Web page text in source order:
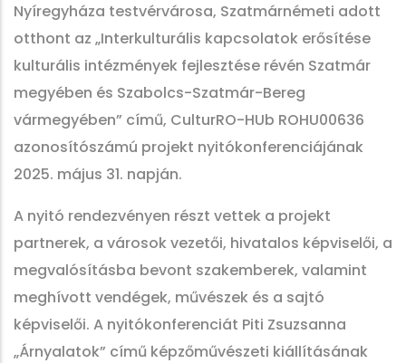
Nyíregyháza testvérvárosa, Szatmárnémeti adott
otthont az „Interkulturális kapcsolatok erősítése
kulturális intézmények fejlesztése révén Szatmár
megyében és Szabolcs-Szatmár-Bereg
vármegyében” című, CulturRO-HUb ROHU00636
azonosítószámú projekt nyitókonferenciájának
2025. május 31. napján.
A nyitó rendezvényen részt vettek a projekt
partnerek, a városok vezetői, hivatalos képviselői, a
megvalósításba bevont szakemberek, valamint
meghívott vendégek, művészek és a sajtó
képviselői. A nyitókonferenciát Piti Zsuzsanna
„Árnyalatok” című képzőművészeti kiállításának